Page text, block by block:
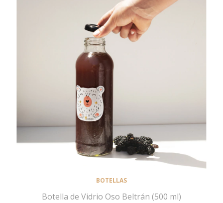
BOTELLAS
Botella de Vidrio Oso Beltrán (500 ml)